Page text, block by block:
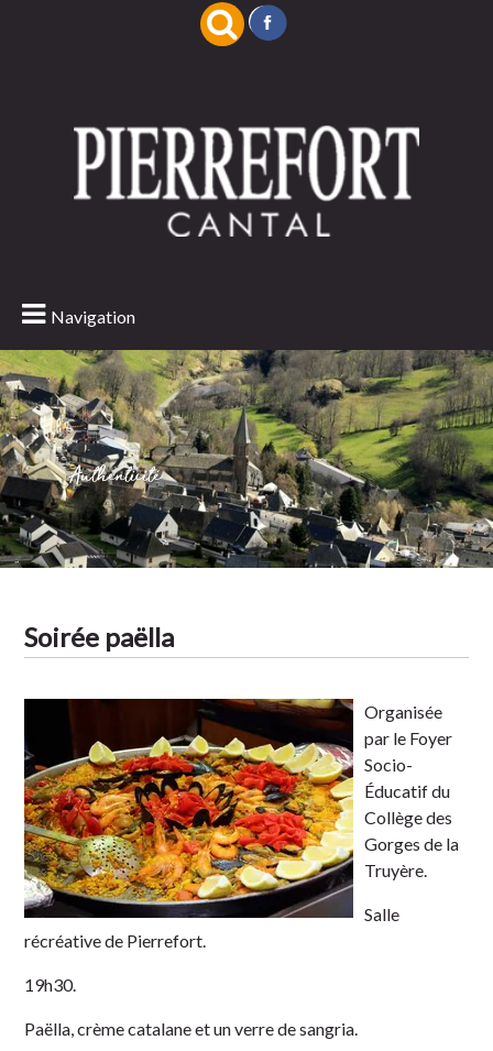
Navigation
Authenticité
Soirée paëlla
Organisée
par le Foyer
Socio-
Éducatif du
Collège des
Gorges de la
Truyère.
Salle
récréative de Pierrefort.
19h30.
Paëlla, crème catalane et un verre de sangria.